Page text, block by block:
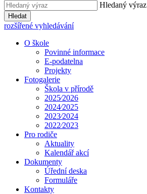
Hledaný výraz
Hledat
rozšířené vyhledávání
O škole
Povinné informace
E-podatelna
Projekty
Fotogalerie
Škola v přírodě
2025⁄2026
2024⁄2025
2023⁄2024
2022⁄2023
Pro rodiče
Aktuality
Kalendář akcí
Dokumenty
Úřední deska
Formuláře
Kontakty